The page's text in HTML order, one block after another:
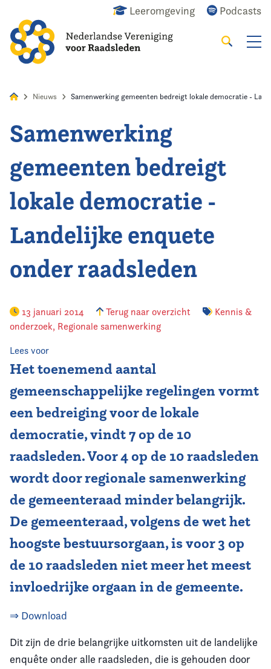
Leeromgeving Podcasts
Zoeken
Home
Agenda
Nieuws
Opleiding
Kennis & Informatie
Contact
Nieuws Samenwerking gemeenten bedreigt lokale democratie -
Samenwerking
gemeenten bedreigt
lokale democratie -
Landelijke enquete
onder raadsleden
13 januari 2014 Terug naar overzicht
Kennis &
onderzoek, Regionale samenwerking
Lees voor
Het toenemend aantal
gemeenschappelijke regelingen vormt
een bedreiging voor de lokale
democratie, vindt 7 op de 10
raadsleden. Voor 4 op de 10 raadsleden
wordt door regionale samenwerking
de gemeenteraad minder belangrijk.
De gemeenteraad, volgens de wet het
hoogste bestuursorgaan, is voor 3 op
de 10 raadsleden niet meer het meest
invloedrijke orgaan in de gemeente.
⇒ Download
Dit zijn de drie belangrijke uitkomsten uit de landelijke
enquête onder alle raadsleden, die is gehouden door